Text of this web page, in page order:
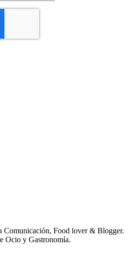
Comunicación, Food lover & Blogger.
Ocio y Gastronomía.